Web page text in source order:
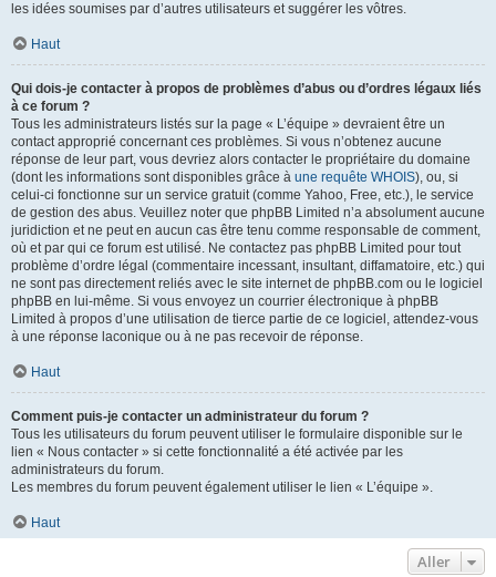
les idées soumises par d’autres utilisateurs et suggérer les vôtres.
Haut
Qui dois-je contacter à propos de problèmes d’abus ou d’ordres légaux liés
à ce forum ?
Tous les administrateurs listés sur la page « L’équipe » devraient être un
contact approprié concernant ces problèmes. Si vous n’obtenez aucune
réponse de leur part, vous devriez alors contacter le propriétaire du domaine
(dont les informations sont disponibles grâce à une requête WHOIS), ou, si
celui-ci fonctionne sur un service gratuit (comme Yahoo, Free, etc.), le service
de gestion des abus. Veuillez noter que phpBB Limited n’a absolument aucune
juridiction et ne peut en aucun cas être tenu comme responsable de comment,
où et par qui ce forum est utilisé. Ne contactez pas phpBB Limited pour tout
problème d’ordre légal (commentaire incessant, insultant, diffamatoire, etc.) qui
ne sont pas directement reliés avec le site internet de phpBB.com ou le logiciel
phpBB en lui-même. Si vous envoyez un courrier électronique à phpBB
Limited à propos d’une utilisation de tierce partie de ce logiciel, attendez-vous
à une réponse laconique ou à ne pas recevoir de réponse.
Haut
Comment puis-je contacter un administrateur du forum ?
Tous les utilisateurs du forum peuvent utiliser le formulaire disponible sur le
lien « Nous contacter » si cette fonctionnalité a été activée par les
administrateurs du forum.
Les membres du forum peuvent également utiliser le lien « L’équipe ».
Haut
Aller